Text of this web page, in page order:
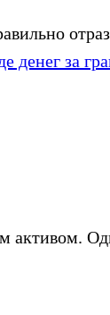
денег за
активом.